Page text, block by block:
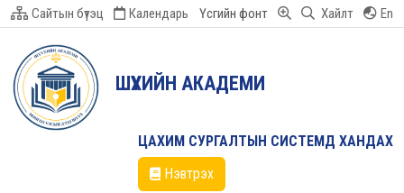
Сайтын бүтэц Календарь Үсгийн фонт Хайлт En
ШҮҮХИЙН АКАДЕМИ
ЦАХИМ СУРГАЛТЫН СИСТЕМД ХАНДАХ
Нэвтрэх